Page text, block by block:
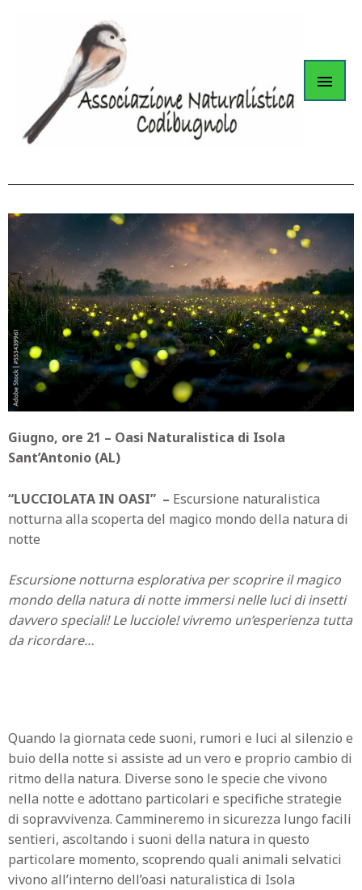
Giugno, ore 21 – Oasi Naturalistica di Isola
Sant’Antonio (AL)
“LUCCIOLATA IN OASI” – Escursione naturalistica
notturna alla scoperta del magico mondo della natura di
notte
Escursione notturna esplorativa per scoprire il magico
mondo della natura di notte immersi nelle luci di insetti
davvero speciali! Le lucciole! vivremo un’esperienza tutta
da ricordare…
Quando la giornata cede suoni, rumori e luci al silenzio e
buio della notte si assiste ad un vero e proprio cambio di
ritmo della natura. Diverse sono le specie che vivono
nella notte e adottano particolari e specifiche strategie
di sopravvivenza. Cammineremo in sicurezza lungo facili
sentieri, ascoltando i suoni della natura in questo
particolare momento, scoprendo quali animali selvatici
vivono all’interno dell’oasi naturalistica di Isola